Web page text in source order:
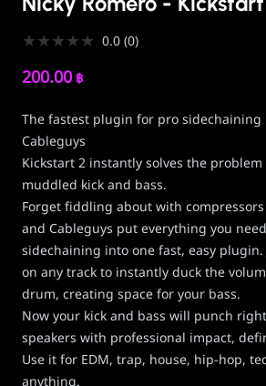
★★★★★ 0.0(0)
200.00 ฿
The fastest plugin for pro sidechaining
Cableguys
Kickstart 2 instantly solves the
muddled kick and bass.
Forget fiddling about with compressors
and Cableguys put everything you
sidechaining into one fast, easy
on any track to instantly duck the
drum, creating space for your bass.
Now your kick and bass will punch
speakers with professional impact,
Use it for EDM, trap, house, hip-hop,